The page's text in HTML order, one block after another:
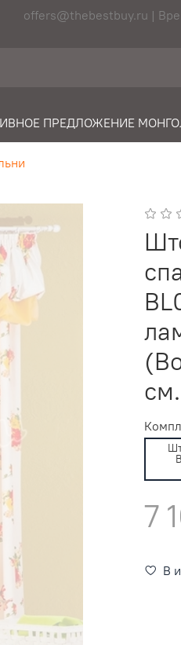
offers@thebestbuy.ru |
ПРЕДЛОЖЕНИЕ
7
В